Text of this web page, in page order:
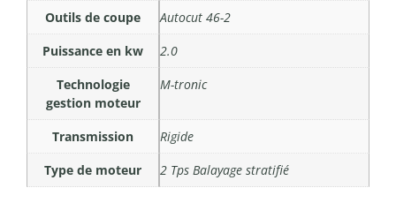
Outils de coupe
Autocut 46-2
Puissance en kw
2.0
Technologie
gestion moteur
M-tronic
Transmission
Rigide
Type de moteur
2 Tps Balayage stratifié